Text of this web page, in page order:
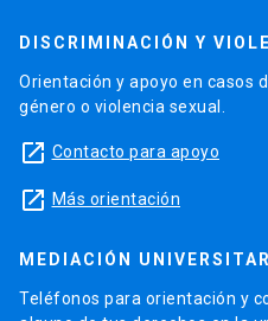
DISCRIMINACIÓN Y
Orientación y apoyo en casos
género o violencia sexual.
launch Contacto para apoyo
launch Más orientación
MEDIACIÓN
Teléfonos para orientación y